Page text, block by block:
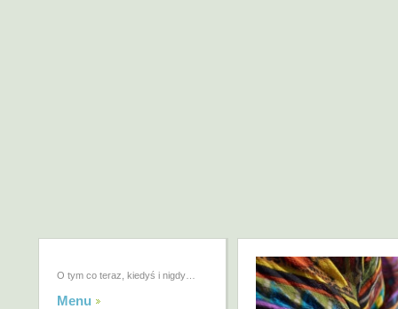
O tym co teraz, kiedyś i nigdy…
Menu